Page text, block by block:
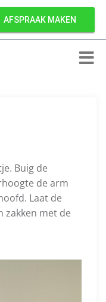
AFSPRAAK MAKEN
Buig de
de arm
Laat de
zakken met de